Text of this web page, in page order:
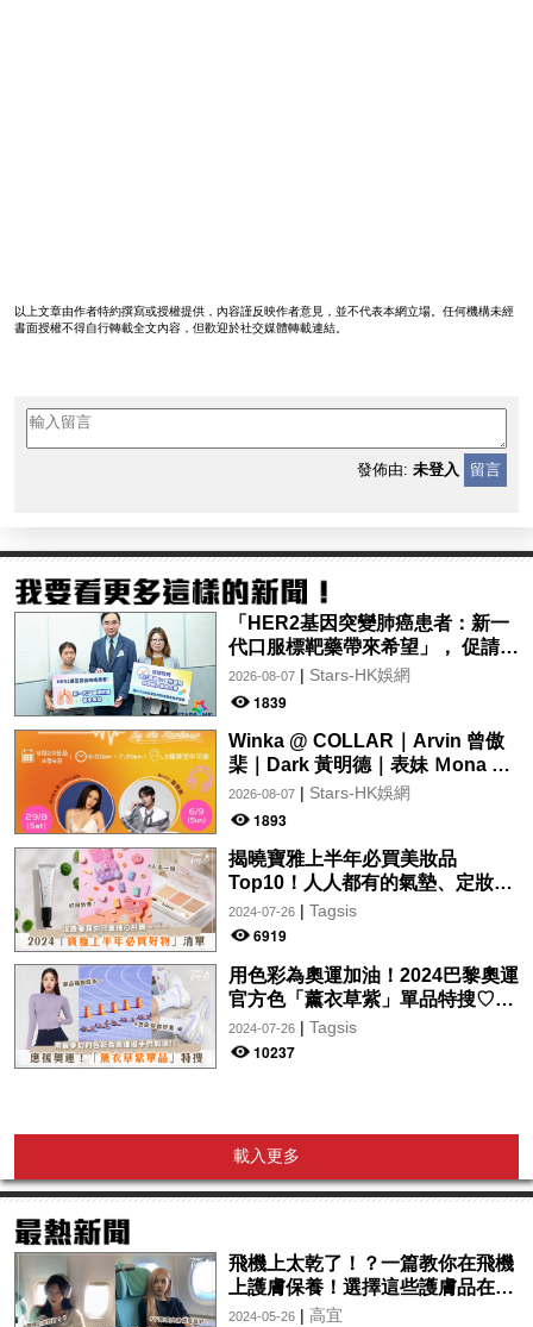
以上文章由作者特約撰寫或授權提供，內容謹反映作者意見，並不代表本網立場。任何機構未經
書面授權不得自行轉載全文內容，但歡迎於社交媒體轉載連結。
發佈由: 未登入 留言
「HER2基因突變肺癌患者：新一
代口服標靶藥帶來希望」， 促請政
府加快納入藥物名冊，助患者及早
受惠
2026-08-07| Stars-HK娛網
1839
Winka @ COLLAR｜Arvin 曾傲
棐｜Dark 黃明德｜表妹 Ｍona 8
月29日起登陸L5維港空中花園 |
wwwtc mall 首度呈獻「Music
2026-08-07| Stars-HK娛網
1893
揭曉寶雅上半年必買美妝品
Top10！人人都有的氣墊、定妝噴
霧、保養品～幫你找到最值得入手
的好物♡
2024-07-26| Tagsis
6919
用色彩為奧運加油！2024巴黎奧運
官方色「薰衣草紫」單品特搜♡讓
你從頭到腳、隨時充滿奧運氛圍～
2024-07-26| Tagsis
10237
載入更多
飛機上太乾了！？一篇教你在飛機
上護膚保養！選擇這些護膚品在飛
機上使用吧！
2024-05-26| 高宜